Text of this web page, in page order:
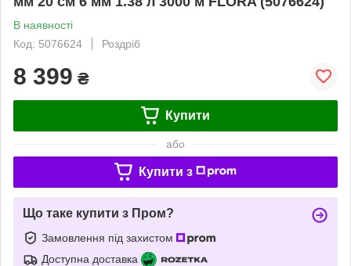
В наявності
Код: 5076624
Роздріб
8 399 ₴
Купити
або
Купити з
Що таке купити з Пром?
Замовлення під захистом
Доступна доставка